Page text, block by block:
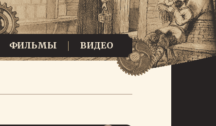
ФИЛЬМЫ ВИДЕО